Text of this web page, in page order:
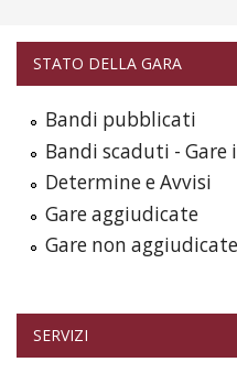
STATO DELLA GARA
Bandi pubblicati
Bandi scaduti -
Determine e Avvisi
Gare aggiudicate
Gare non aggiudicate
SERVIZI